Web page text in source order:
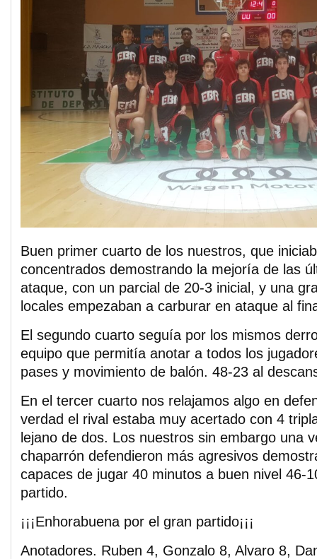
Buen primer cuarto de los nuestros, que
concentrados demostrando la mejoría de las
ataque, con un parcial de 20-3 inicial, y una
locales empezaban a carburar en ataque al
El segundo cuarto seguía por los mismos
equipo que permitía anotar a todos los
pases y movimiento de balón. 48-23 al
En el tercer cuarto nos relajamos algo en
verdad el rival estaba muy acertado con 4
lejano de dos. Los nuestros sin embargo una
chaparrón defendieron más agresivos
capaces de jugar 40 minutos a buen nivel 46-
partido.
¡¡¡Enhorabuena por el gran partido¡¡¡
Anotadores. Ruben 4, Gonzalo 8, Alvaro 8,